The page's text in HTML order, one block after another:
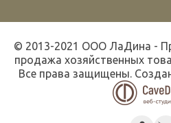
© 2013-2021 ООО ЛаДина -
продажа хозяйственных
Все права защищены.